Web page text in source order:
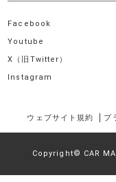
Facebook
Youtube
X（旧Twitter）
Instagram
ウェブサイト規約 プ
Copyright© CAR